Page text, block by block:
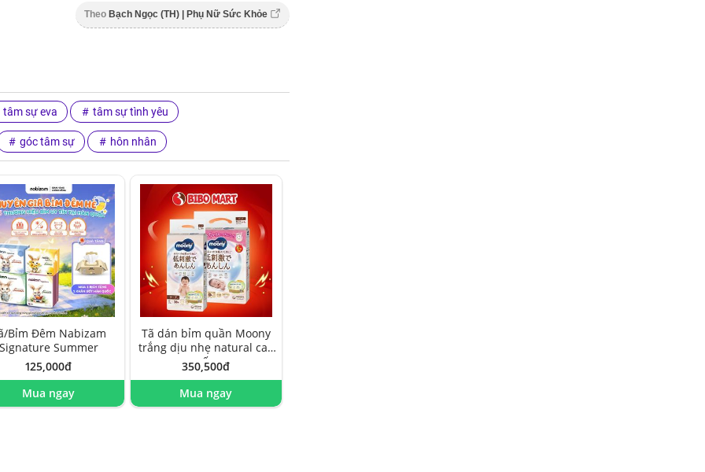
Theo Bạch Ngọc (TH) | Phụ Nữ Sức Khỏe
tâm sự eva tâm sự tình yêu
góc tâm sự hôn nhân
Bỉm Đêm Nabizam
Summer
125,000đ
Mua ngay
Tã dán bỉm quần Moony
trắng dịu nhẹ natural cao
cấp
350,500đ
Mua ngay